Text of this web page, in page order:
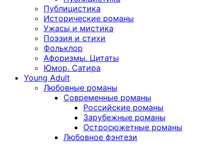
Публицистика
Исторические романы
Ужасы и мистика
Поэзия и стихи
Фольклор
Афоризмы. Цитаты
Юмор. Сатира
Young Adult
Любовные романы
Современные романы
Российские романы
Зарубежные романы
Остросюжетные романы
Любовное фэнтези